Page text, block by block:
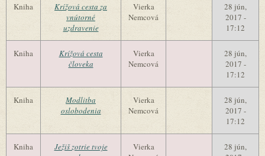
Kniha
Krížová cesta za
vnútorné
uzdravenie
Vierka
Nemcová
28 jún,
2017 -
17:12
Kniha
Krížová cesta
človeka
Vierka
Nemcová
28 jún,
2017 -
17:12
Kniha
Modlitba
oslobodenia
Vierka
Nemcová
28 jún,
2017 -
17:12
Kniha
Ježiš zotrie tvoje
Vierka
28 jún,